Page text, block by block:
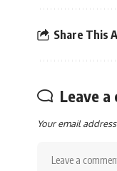
Share This
Leave a
Your email